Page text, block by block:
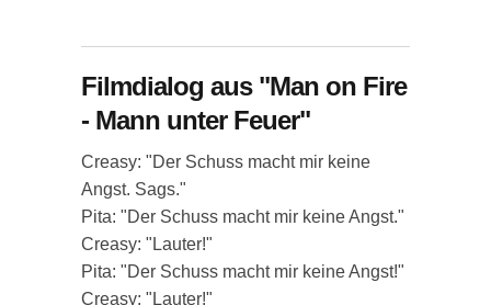
Filmdialog aus "Man on Fire
- Mann unter Feuer"
Creasy: "Der Schuss macht mir keine
Angst. Sags."
Pita: "Der Schuss macht mir keine Angst."
Creasy: "Lauter!"
Pita: "Der Schuss macht mir keine Angst!"
Creasy: "Lauter!"